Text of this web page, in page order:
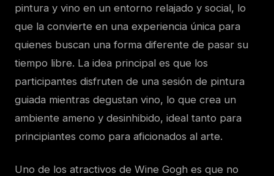
pintura y vino en un entorno relajado y social, lo
que la convierte en una experiencia única para
quienes buscan una forma diferente de pasar su
tiempo libre. La idea principal es que los
participantes disfruten de una sesión de pintura
guiada mientras degustan vino, lo que crea un
ambiente ameno y desinhibido, ideal tanto para
principiantes como para aficionados al arte.
Uno de los atractivos de Wine Gogh es que no